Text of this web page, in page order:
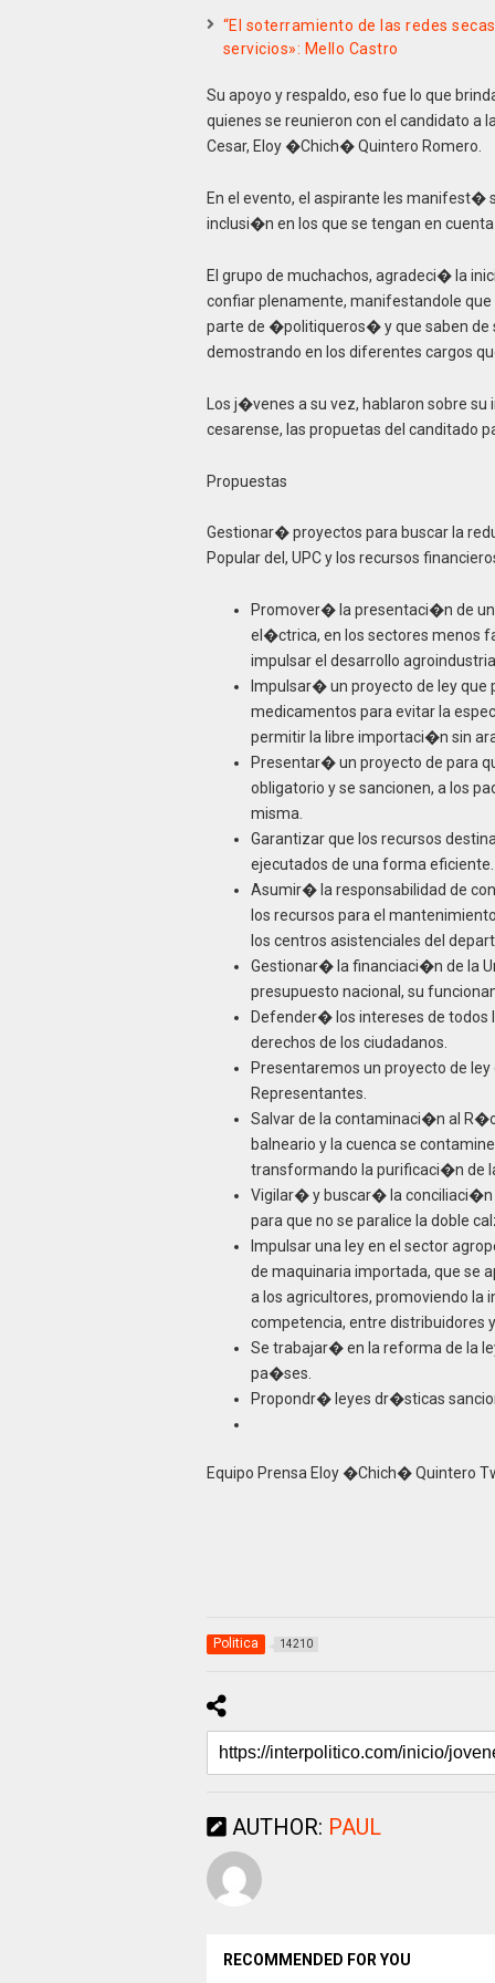
“El soterramiento de las redes
servicios»: Mello Castro
Su apoyo y respaldo, eso fue lo que
quienes se reunieron con el candidato a
Cesar, Eloy �Chich� Quintero Romero.
En el evento, el aspirante les manifest�
inclusi�n en los que se tengan en
El grupo de muchachos, agradeci� la
confiar plenamente, manifestandole
parte de �politiqueros� y que saben de
demostrando en los diferentes cargos
Los j�venes a su vez, hablaron sobre
cesarense, las propuetas del canditado
Propuestas
Gestionar� proyectos para buscar la
Popular del, UPC y los recursos
Promover� la presentaci�n de
el�ctrica, en los sectores menos
impulsar el desarrollo
Impulsar� un proyecto de ley que
medicamentos para evitar la
permitir la libre importaci�n sin
Presentar� un proyecto de para
obligatorio y se sancionen, a los
misma.
Garantizar que los recursos
ejecutados de una forma
Asumir� la responsabilidad de
los recursos para el
los centros asistenciales del
Gestionar� la financiaci�n de la
presupuesto nacional, su
Defender� los intereses de todos
derechos de los ciudadanos.
Presentaremos un proyecto de
Representantes.
Salvar de la contaminaci�n al
balneario y la cuenca se
transformando la purificaci�n de
Vigilar� y buscar� la conciliaci�n
para que no se paralice la doble
Impulsar una ley en el sector
de maquinaria importada, que se
a los agricultores, promoviendo
competencia, entre distribuidores
Se trabajar� en la reforma de la
pa�ses.
Propondr� leyes dr�sticas
Equipo Prensa Eloy �Chich� Quintero
Politica 14210
AUTHOR: PAUL
RECOMMENDED FOR YOU